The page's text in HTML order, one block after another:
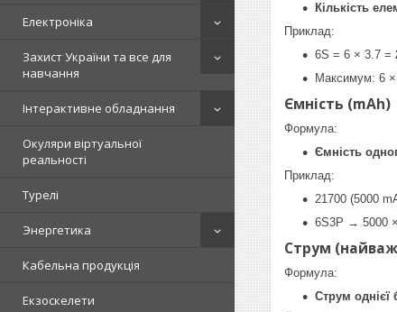
Електроніка
Захист України та все для
навчання
Інтерактивне обладнання
Окуляри віртуальної
реальності
Турелі
Энергетика
Кабельна продукція
Екзоскелети
Кількість
Приклад:
6S = 6 × 3.7 =
Максимум: 6
Ємність (mAh)
Формула:
Ємність
Приклад:
21700 (5000
6S3P → 5000
Струм
Формула:
Струм однієї